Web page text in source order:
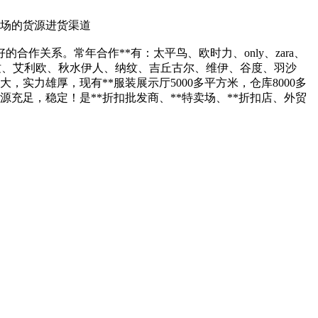
的货源进货渠道
合作关系。常年合作**有：太平鸟、欧时力、only、zara、
艾利欧、秋水伊人、纳纹、吉丘古尔、维伊、谷度、羽沙
实力雄厚，现有**服装展示厅5000多平方米，仓库8000多
充足，稳定！是**折扣批发商、**特卖场、**折扣店、外贸